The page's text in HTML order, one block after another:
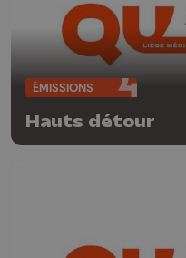
ÉMISSIONS
Hauts détour